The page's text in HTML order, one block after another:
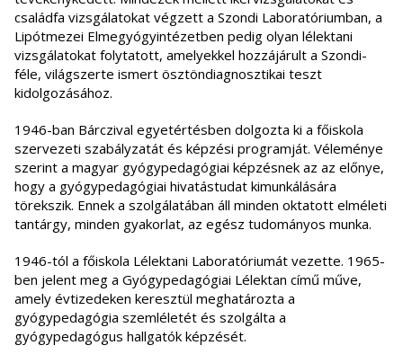
családfa vizsgálatokat végzett a Szondi Laboratóriumban, a
Lipótmezei Elmegyógyintézetben pedig olyan lélektani
vizsgálatokat folytatott, amelyekkel hozzájárult a Szondi-
féle, világszerte ismert ösztöndiagnosztikai teszt
kidolgozásához.
1946-ban Bárczival egyetértésben dolgozta ki a főiskola
szervezeti szabályzatát és képzési programját. Véleménye
szerint a magyar gyógypedagógiai képzésnek az az előnye,
hogy a gyógypedagógiai hivatástudat kimunkálására
törekszik. Ennek a szolgálatában áll minden oktatott elméleti
tantárgy, minden gyakorlat, az egész tudományos munka.
1946-tól a főiskola Lélektani Laboratóriumát vezette. 1965-
ben jelent meg a Gyógypedagógiai Lélektan című műve,
amely évtizedeken keresztül meghatározta a
gyógypedagógia szemléletét és szolgálta a
gyógypedagógus hallgatók képzését.